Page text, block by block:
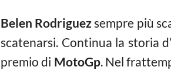
Belen Rodriguezsempre più
scatenarsi. Continua la storia
premio di MotoGp. Nel